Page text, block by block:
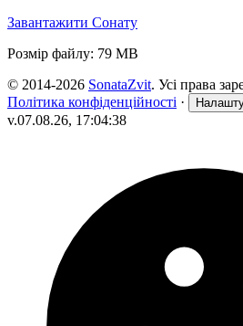
Завантажити Сонату
Розмір файлу: 79 MB
© 2014-2026 SonataZvit. Усі права
Політика конфіденційності ·
v.07.08.26, 17:04:38